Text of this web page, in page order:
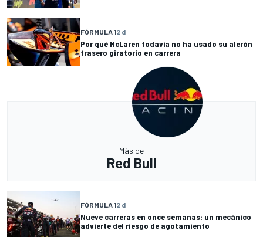
FÓRMULA 12 d
Por qué McLaren todavía no ha usado su alerón
trasero giratorio en carrera
Más de
Red Bull
FÓRMULA 12 d
Nueve carreras en once semanas: un mecánico
advierte del riesgo de agotamiento